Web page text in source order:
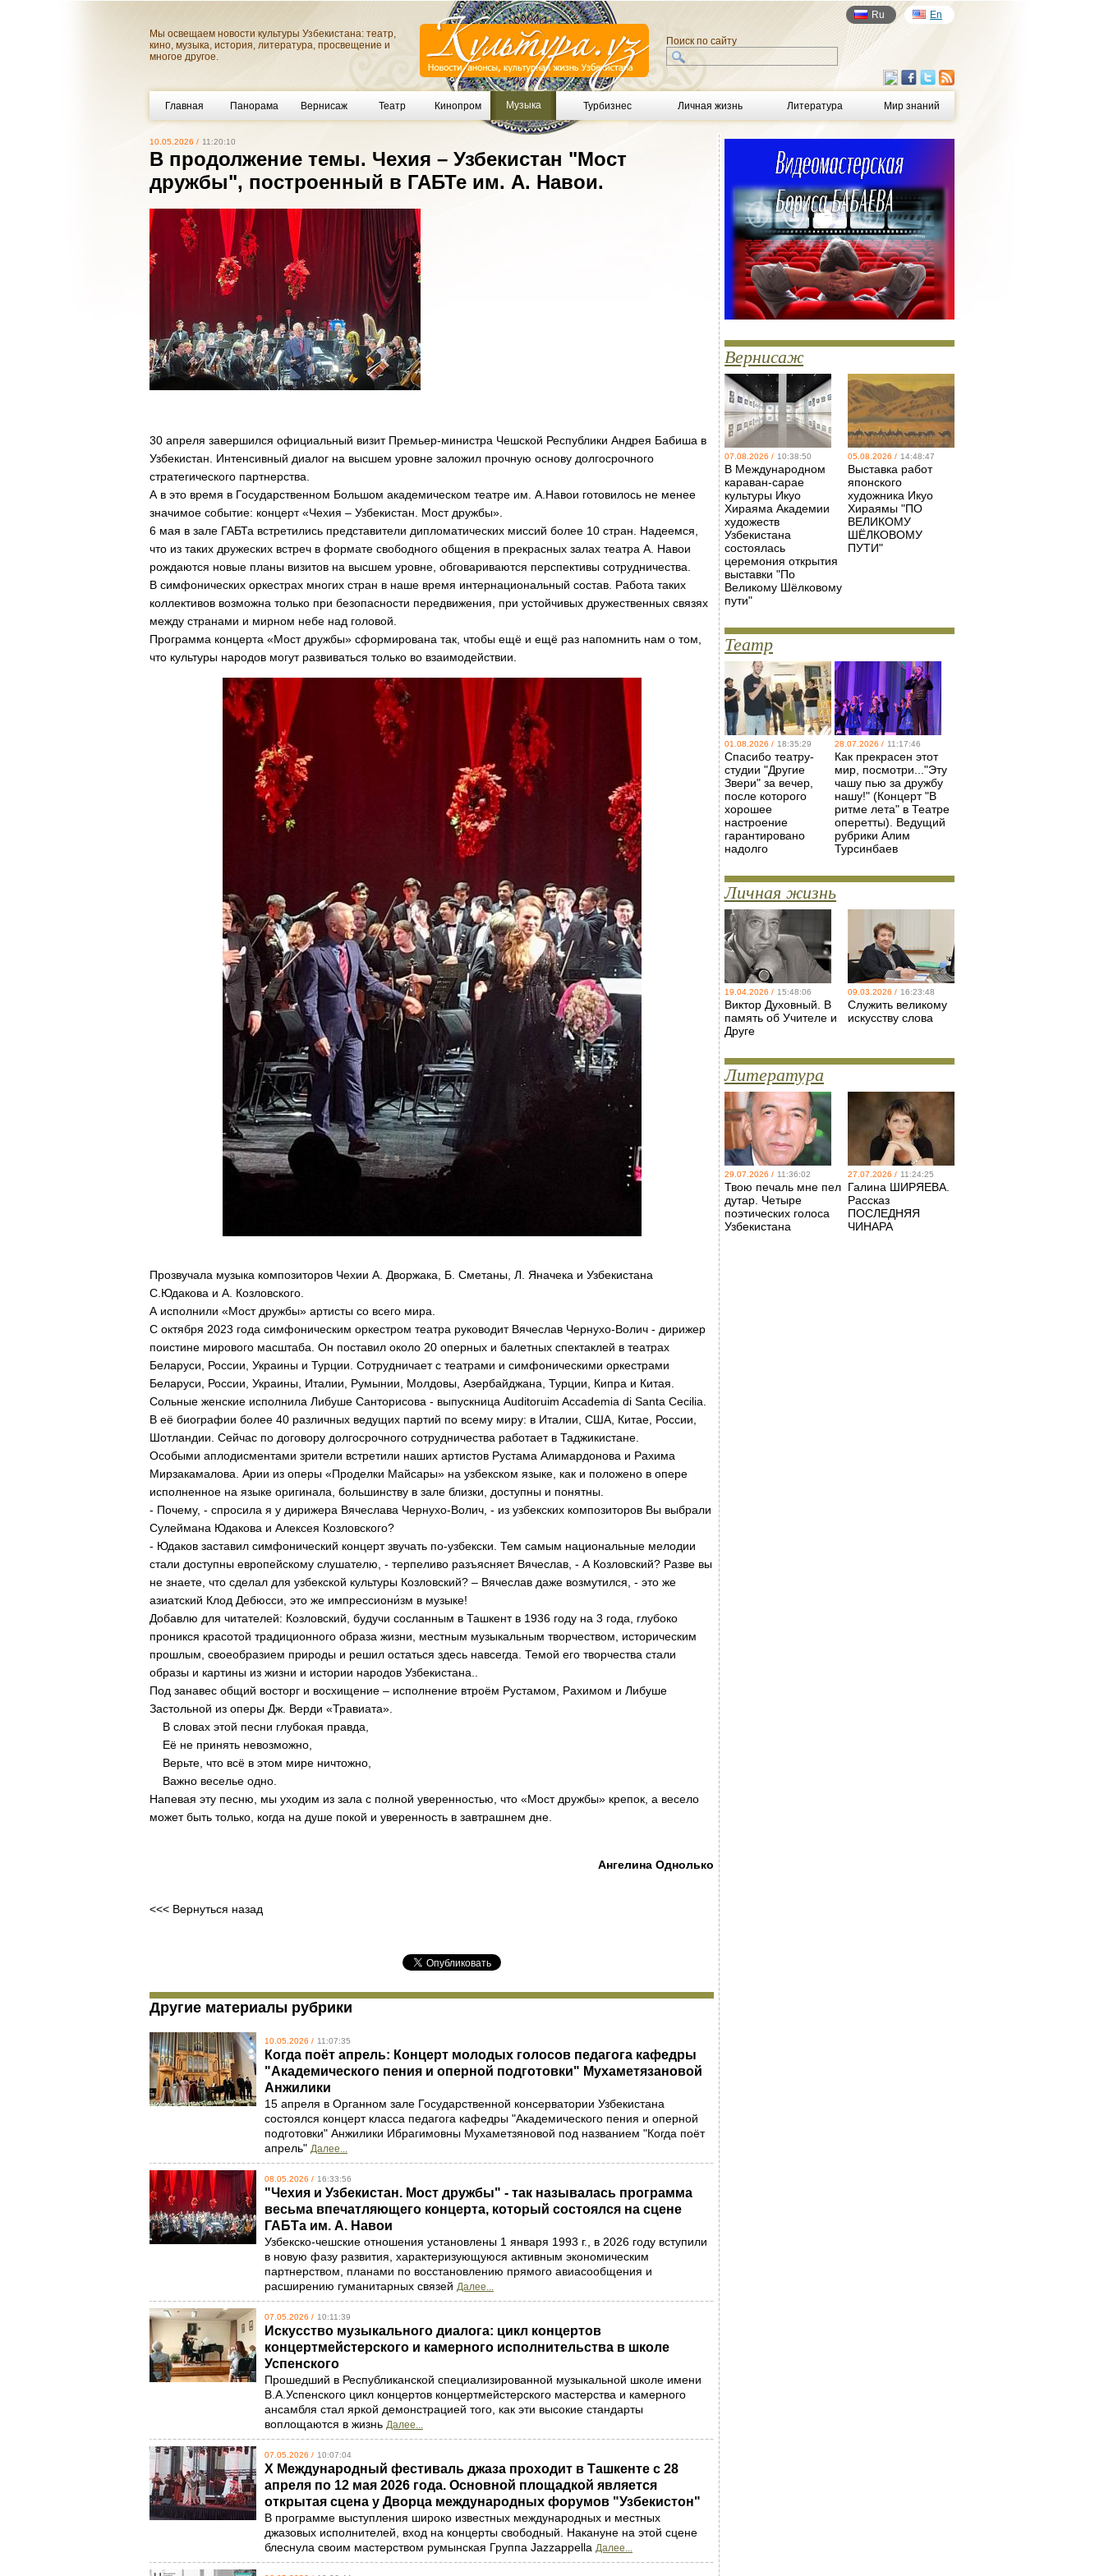
Мы освещаем новости культуры Узбекистана: театр,
кино, музыка, история, литература, просвещение и
многое другое.
Ru En
Поиск по сайту
Главная Панорама Вернисаж Театр Кинопром Музыка Турбизнес Личная жизнь Литература Мир знаний
10.05.2026 / 11:20:10
В продолжение темы. Чехия – Узбекистан "Мост
дружбы", построенный в ГАБТе им. А. Навои.
30 апреля завершился официальный визит Премьер-министра Чешской Республики Андрея Бабиша в
Узбекистан. Интенсивный диалог на высшем уровне заложил прочную основу долгосрочного
стратегического партнерства.
А в это время в Государственном Большом академическом театре им. А.Навои готовилось не менее
значимое событие: концерт «Чехия – Узбекистан. Мост дружбы».
6 мая в зале ГАБТа встретились представители дипломатических миссий более 10 стран. Надеемся,
что из таких дружеских встреч в формате свободного общения в прекрасных залах театра А. Навои
рождаются новые планы визитов на высшем уровне, обговариваются перспективы сотрудничества.
В симфонических оркестрах многих стран в наше время интернациональный состав. Работа таких
коллективов возможна только при безопасности передвижения, при устойчивых дружественных связях
между странами и мирном небе над головой.
Программа концерта «Мост дружбы» сформирована так, чтобы ещё и ещё раз напомнить нам о том,
что культуры народов могут развиваться только во взаимодействии.
Прозвучала музыка композиторов Чехии А. Дворжака, Б. Сметаны, Л. Яначека и Узбекистана
С.Юдакова и А. Козловского.
А исполнили «Мост дружбы» артисты со всего мира.
С октября 2023 года симфоническим оркестром театра руководит Вячеслав Чернухо-Волич - дирижер
поистине мирового масштаба. Он поставил около 20 оперных и балетных спектаклей в театрах
Беларуси, России, Украины и Турции. Сотрудничает с театрами и симфоническими оркестрами
Беларуси, России, Украины, Италии, Румынии, Молдовы, Азербайджана, Турции, Кипра и Китая.
Сольные женские исполнила Либуше Санторисова - выпускница Auditoruim Accademia di Santa Cecilia.
В её биографии более 40 различных ведущих партий по всему миру: в Италии, США, Китае, России,
Шотландии. Сейчас по договору долгосрочного сотрудничества работает в Таджикистане.
Особыми аплодисментами зрители встретили наших артистов Рустама Алимардонова и Рахима
Мирзакамалова. Арии из оперы «Проделки Майсары» на узбекском языке, как и положено в опере
исполненное на языке оригинала, большинству в зале близки, доступны и понятны.
- Почему, - спросила я у дирижера Вячеслава Чернухо-Волич, - из узбекских композиторов Вы выбрали
Сулеймана Юдакова и Алексея Козловского?
- Юдаков заставил симфонический концерт звучать по-узбекски. Тем самым национальные мелодии
стали доступны европейскому слушателю, - терпеливо разъясняет Вячеслав, - А Козловский? Разве вы
не знаете, что сделал для узбекской культуры Козловский? – Вячеслав даже возмутился, - это же
азиатский Клод Дебюсси, это же импрессиони́зм в музыке!
Добавлю для читателей: Козловский, будучи сосланным в Ташкент в 1936 году на 3 года, глубоко
проникся красотой традиционного образа жизни, местным музыкальным творчеством, историческим
прошлым, своеобразием природы и решил остаться здесь навсегда. Темой его творчества стали
образы и картины из жизни и истории народов Узбекистана..
Под занавес общий восторг и восхищение – исполнение втроём Рустамом, Рахимом и Либуше
Застольной из оперы Дж. Верди «Травиата».
В словах этой песни глубокая правда,
Её не принять невозможно,
Верьте, что всё в этом мире ничтожно,
Важно веселье одно.
Напевая эту песню, мы уходим из зала с полной уверенностью, что «Мост дружбы» крепок, а весело
может быть только, когда на душе покой и уверенность в завтрашнем дне.
Ангелина Однолько
<<< Вернуться назад
Другие материалы рубрики
10.05.2026 / 11:07:35
Когда поёт апрель: Концерт молодых голосов педагога кафедры
"Академического пения и оперной подготовки" Мухаметязановой
Анжилики
15 апреля в Органном зале Государственной консерватории Узбекистана
состоялся концерт класса педагога кафедры "Академического пения и оперной
подготовки" Анжилики Ибрагимовны Мухаметзяновой под названием "Когда поёт
апрель" Далее...
08.05.2026 / 16:33:56
"Чехия и Узбекистан. Мост дружбы" - так называлась программа
весьма впечатляющего концерта, который состоялся на сцене
ГАБТа им. А. Навои
Узбекско-чешские отношения установлены 1 января 1993 г., в 2026 году вступили
в новую фазу развития, характеризующуюся активным экономическим
партнерством, планами по восстановлению прямого авиасообщения и
расширению гуманитарных связей Далее...
07.05.2026 / 10:11:39
Искусство музыкального диалога: цикл концертов
концертмейстерского и камерного исполнительства в школе
Успенского
Прошедший в Республиканской специализированной музыкальной школе имени
В.А.Успенского цикл концертов концертмейстерского мастерства и камерного
ансамбля стал яркой демонстрацией того, как эти высокие стандарты
воплощаются в жизнь Далее...
07.05.2026 / 10:07:04
X Международный фестиваль джаза проходит в Ташкенте с 28
апреля по 12 мая 2026 года. Основной площадкой является
открытая сцена у Дворца международных форумов "Узбекистон"
В программе выступления широко известных международных и местных
джазовых исполнителей, вход на концерты свободный. Накануне на этой сцене
блеснула своим мастерством румынская Группа Jazzappella Далее...
Вернисаж
07.08.2026 / 10:38:50
В Международном
караван-сарае
культуры Икуо
Хираяма Академии
художеств
Узбекистана
состоялась
церемония открытия
выставки "По
Великому Шёлковому
пути"
05.08.2026 / 14:48:47
Выставка работ
японского
художника Икуо
Хираямы "ПО
ВЕЛИКОМУ
ШЁЛКОВОМУ
ПУТИ"
Театр
01.08.2026 / 18:35:29
Спасибо театру-
студии "Другие
Звери" за вечер,
после которого
хорошее
настроение
гарантировано
надолго
28.07.2026 / 11:17:46
Как прекрасен этот
мир, посмотри..."Эту
чашу пью за дружбу
нашу!" (Концерт "В
ритме лета" в Театре
оперетты). Ведущий
рубрики Алим
Турсинбаев
Личная жизнь
19.04.2026 / 15:48:06
Виктор Духовный. В
память об Учителе и
Друге
09.03.2026 / 16:23:48
Служить великому
искусству слова
Литература
29.07.2026 / 11:36:02
Твою печаль мне пел
дутар. Четыре
поэтических голоса
Узбекистана
27.07.2026 / 11:24:25
Галина ШИРЯЕВА.
Рассказ
ПОСЛЕДНЯЯ
ЧИНАРА